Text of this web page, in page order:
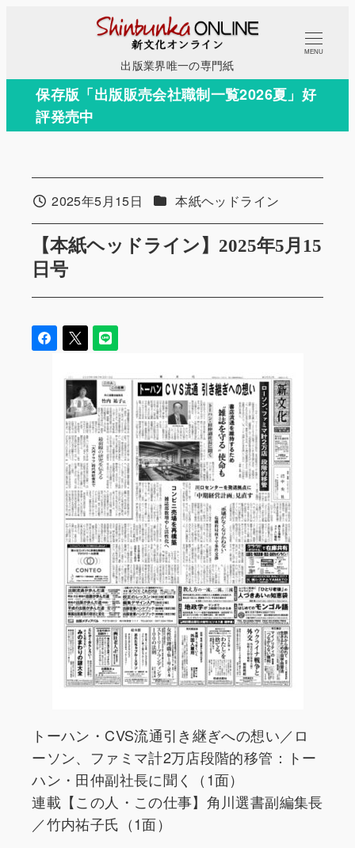
コ
テ
出版業界唯一の専門紙
MENU
保存版「出版販売会社職制一覧2026夏」好
評発売中
【本紙ヘッドライン】2025年5月15
日号
投稿日2025年5月15日 カテゴリー
本紙ヘッドライン
トーハン・CVS流通引き継ぎへの想い／ロ
ーソン、ファミマ計2万店段階的移管：トー
ハン・田仲副社長に聞く（1面）
連載【この人・この仕事】角川選書副編集長
／竹内祐子氏（1面）